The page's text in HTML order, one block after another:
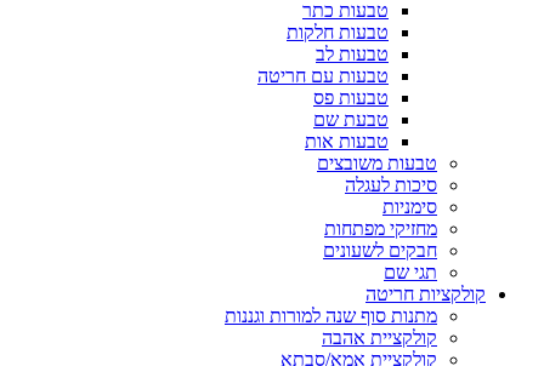
טבעות כתר
טבעות חלקות
טבעות לב
טבעות עם חריטה
טבעות פס
טבעת שם
טבעות אות
טבעות משובצים
סיכות לעגלה
סימניות
מחזיקי מפתחות
חבקים לשעונים
תגי שם
קולקציות חריטה
מתנות סוף שנה למורות וגננות
קולקציית אהבה
קולקציית אמא/סבתא